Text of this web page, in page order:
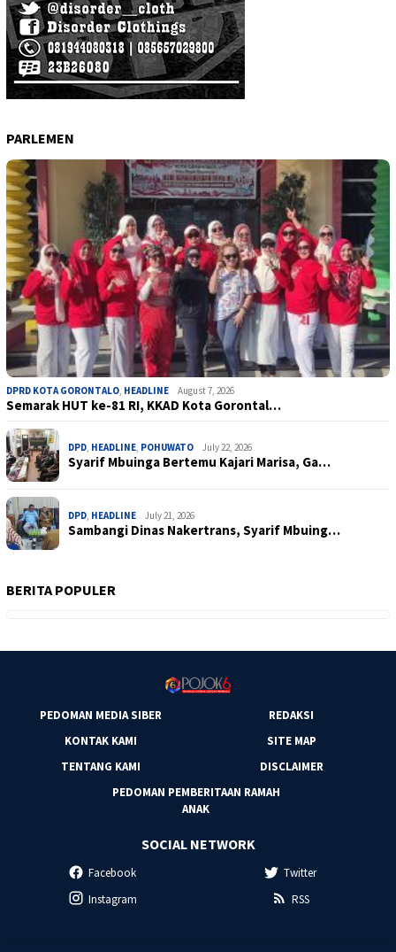
PARLEMEN
DPRD KOTA GORONTALO, HEADLINE August 7, 2026
Semarak HUT ke-81 RI, KKAD Kota Gorontal…
DPD, HEADLINE, POHUWATO July 22, 2026
Syarif Mbuinga Bertemu Kajari Marisa, Ga…
DPD, HEADLINE July 21, 2026
Sambangi Dinas Nakertrans, Syarif Mbuing…
BERITA POPULER
PEDOMAN MEDIA SIBER
REDAKSI
KONTAK KAMI
SITE MAP
TENTANG KAMI
DISCLAIMER
PEDOMAN PEMBERITAAN RAMAH
ANAK
SOCIAL NETWORK
Facebook
Twitter
Instagram
RSS